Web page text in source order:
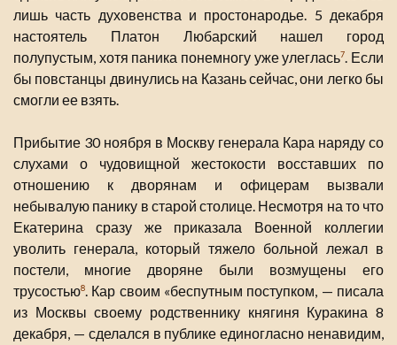
лишь часть духовенства и простонародье. 5 декабря
настоятель Платон Любарский нашел город
полупустым, хотя паника понемногу уже улеглась7. Если
бы повстанцы двинулись на Казань сейчас, они легко бы
смогли ее взять.
Прибытие 30 ноября в Москву генерала Кара наряду со
слухами о чудовищной жестокости восставших по
отношению к дворянам и офицерам вызвали
небывалую панику в старой столице. Несмотря на то что
Екатерина сразу же приказала Военной коллегии
уволить генерала, который тяжело больной лежал в
постели, многие дворяне были возмущены его
трусостью8. Кар своим «беспутным поступком, — писала
из Москвы своему родственнику княгиня Куракина 8
декабря, — сделался в публике единогласно ненавидим,